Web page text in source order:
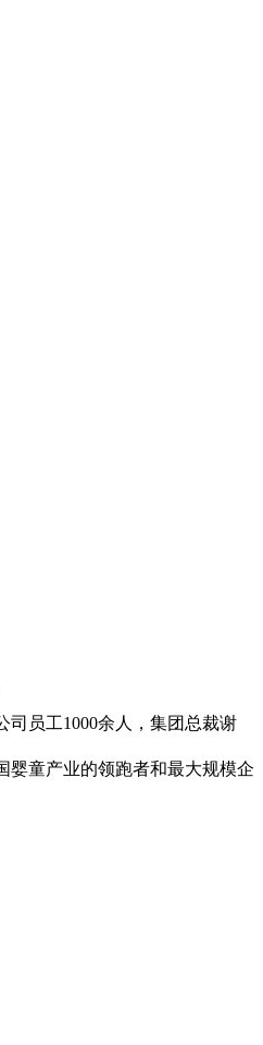
员工1000余人，集团总裁谢
童产业的领跑者和最大规模企